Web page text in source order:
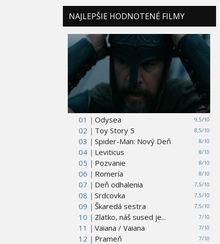
NAJLEPŠIE HODNOTENÉ FILMY
01 | 9,5/10
Odysea
02 |
8,5/10
Toy Story 5
03 |
8/10
Spider-Man: Nový Deň
04 |
8/10
Leviticus
05 |
8/10
Pozvanie
06 |
8/10
Romería
07 |
7,5/10
Deň odhalenia
08 |
7,5/10
Srdcovka
09 |
7,5/10
Škaredá sestra
10 |
7/10
Zlatko, náš sused je...
11 |
7/10
Vaiana / Vaiana
12 |
7/10
Prameň